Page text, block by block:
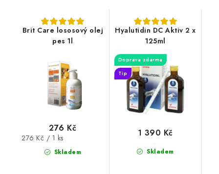
Brit Care lososový olej
pes 1l
Skladem
276 Kč
Měrná
276 Kč / 1 ks
Hyalutidin DC Aktiv 2 x
125ml
Doprava zdarma
Tip
Skladem
1 390 Kč